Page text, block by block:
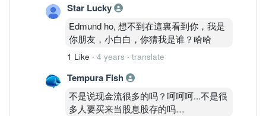
Star Lucky
Edmund ho, 想不到在這裏看到你，我是
你朋友，小白白，你猜我是谁？哈哈
1 Like · 4 years · translate
Tempura Fish
不是说现金流很多的吗？呵呵呵...不是很
多人要买来当股息股存的吗…